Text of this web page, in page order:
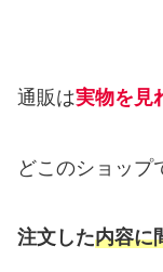
通販は実物を見
どこのショップ
注文した内容に